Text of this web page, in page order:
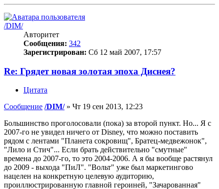
/DIM/
Авторитет
Сообщения: 342
Зарегистрирован: Сб 12 май 2007, 17:57
Re: Грядет новая золотая эпоха Диснея?
Цитата
Сообщение /DIM/» Чт 19 сен 2013, 12:23
Большинство проголосовали (пока) за второй пункт. Но... Я с
2007-го не увидел ничего от Disney, что можно поставить
рядом с лентами "Планета сокровищ", Братец-медвежонок",
"Лило и Стич"... Если брать действительно "смутные"
времена до 2007-го, то это 2004-2006. А я бы вообще растянул
до 2009 - выхода "ПиЛ". "Вольт" уже был маркетингово
нацелен на конкретную целевую аудиторию,
проиллюстрированную главной героиней, "Зачарованная"